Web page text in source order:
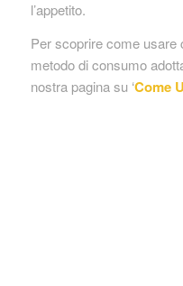
l’appetito.
Per scoprire come usare
metodo di consumo
nostra pagina su ‘Come